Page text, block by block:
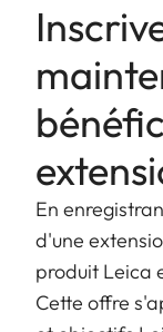
des photos.
En
d'une
produit Leica
Cette offre